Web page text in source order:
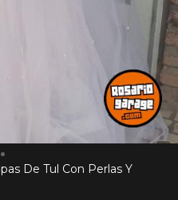
De Tul Con Perlas Y